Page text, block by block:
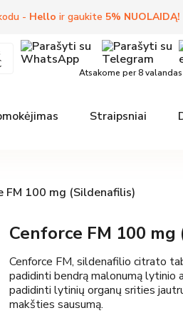
- Hello ir gaukite 5% NUOLAIDĄ!
Atsakome per 8 valandas
Straipsniai
FM 100 mg (Sildenafilis)
Cenforce FM 100
Cenforce FM, sildenafilio citrato
padidinti bendrą malonumą lytinio
padidinti lytinių organų srities
makšties sausumą.